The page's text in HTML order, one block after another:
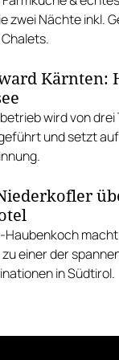
zwei Nächte inkl.
Kärnten:
wird von
und setzt
Haubenkoch
einer der
in Südtirol.